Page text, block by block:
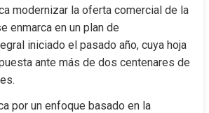
modernizar la oferta comercial de la
enmarca en un plan de
iniciado el pasado año, cuya hoja
ante más de dos centenares de
por un enfoque basado en la